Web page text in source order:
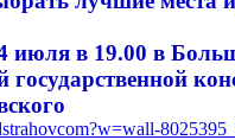
июля в 19.00 в
государственной